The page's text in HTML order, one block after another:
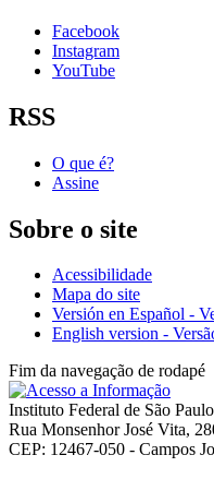
Facebook
Instagram
YouTube
RSS
O que é?
Assine
Sobre o site
Acessibilidade
Mapa do site
Versión en Español -
English version -
Fim da navegação de rodapé
Instituto Federal de São
Rua Monsenhor José Vita,
CEP: 12467-050 - Campos